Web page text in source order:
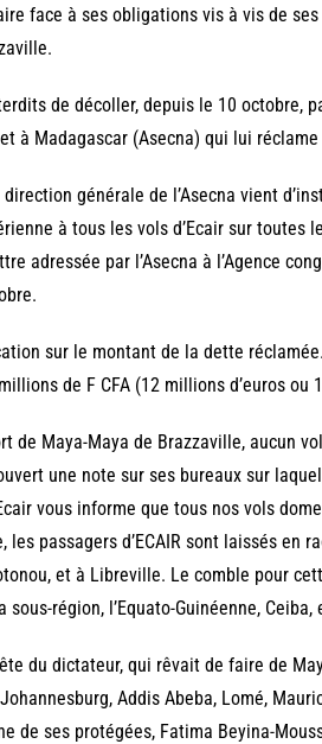
face à ses obligations vis à vis de ses
de décoller, depuis le 10 octobre,
à Madagascar (Asecna) qui lui
générale de l’Asecna vient
à tous les vols d’Ecair sur toutes
adressée par l’Asecna à l’Agence
sur le montant de la dette
de F CFA (12 millions d’euros
de Maya-Maya de Brazzaville, aucun
une note sur ses bureaux sur
vous informe que tous nos vols
les passagers d’ECAIR sont laissés en
et à Libreville. Le comble pour
région, l’Equato-Guinéenne,
du dictateur, qui rêvait de faire de
Addis Abeba, Lomé,
de ses protégées, Fatima Beyina-